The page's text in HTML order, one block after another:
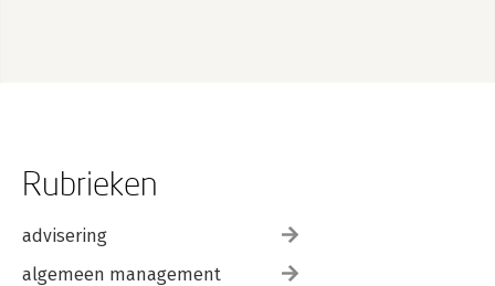
Rubrieken
advisering
algemeen management